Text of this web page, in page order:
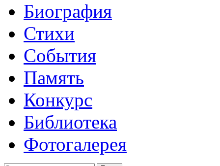
Биография
Стихи
События
Память
Конкурс
Библиотека
Фотогалерея